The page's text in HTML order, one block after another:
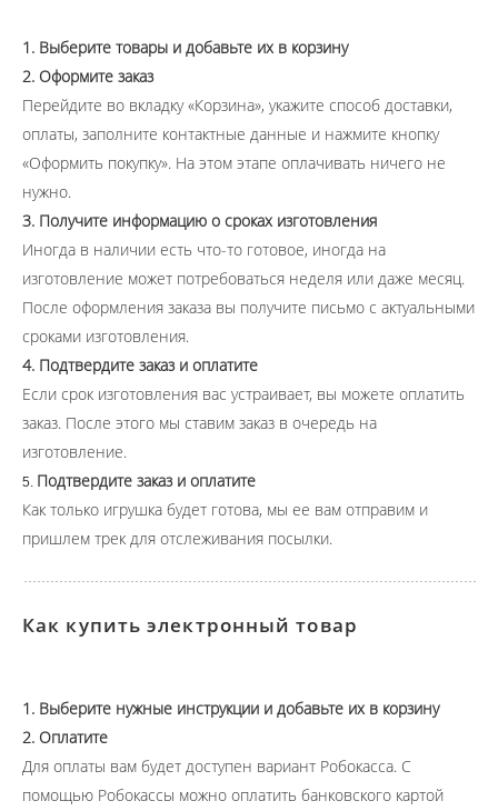
1. Выберите товары и добавьте их в корзину
2. Оформите заказ
Перейдите во вкладку «Корзина», укажите способ доставки,
оплаты, заполните контактные данные и нажмите кнопку
«Оформить покупку». На этом этапе оплачивать ничего не
нужно.
3. Получите информацию о сроках изготовления
Иногда в наличии есть что-то готовое, иногда на
изготовление может потребоваться неделя или даже месяц.
После оформления заказа вы получите письмо с актуальными
сроками изготовления.
4. Подтвердите заказ и оплатите
Если срок изготовления вас устраивает, вы можете оплатить
заказ. После этого мы ставим заказ в очередь на
изготовление.
5. Подтвердите заказ и оплатите
​​​​​​​Как только игрушка будет готова, мы ее вам отправим и
пришлем трек для отслеживания посылки.
Как купить электронный товар
1. Выберите нужные инструкции и добавьте их в корзину
2. Оплатите
Для оплаты вам будет доступен вариант Робокасса. С
помощью Робокассы можно оплатить банковского картой